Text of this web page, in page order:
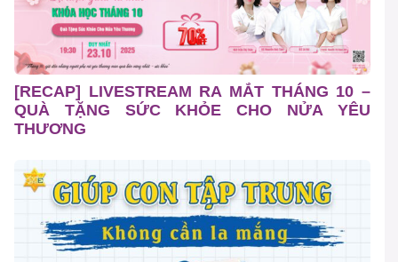
[RECAP] LIVESTREAM RA MẮT THÁNG 10 –
QUÀ TẶNG SỨC KHỎE CHO NỬA YÊU
THƯƠNG